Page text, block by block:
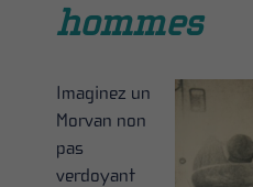
hommes
Imaginez un
Morvan non
pas
verdoyant